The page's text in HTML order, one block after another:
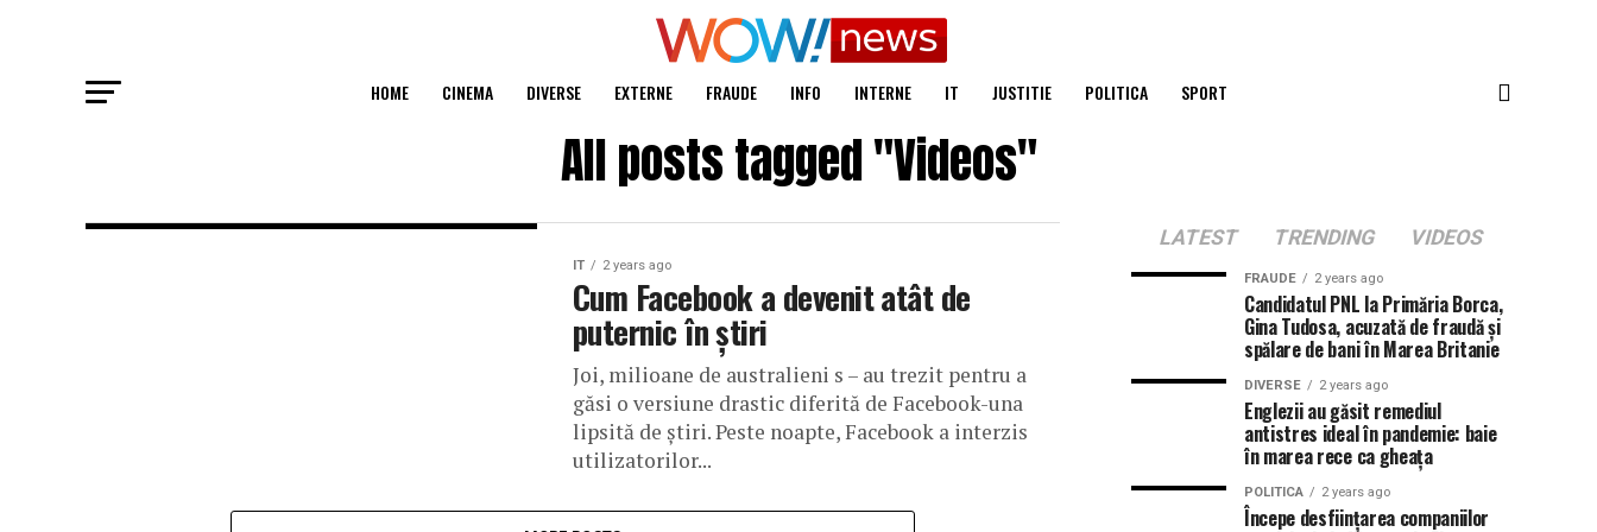
HOME CINEMA DIVERSE EXTERNE FRAUDE INFO INTERNE IT JUSTITIE POLITICA SPORT
All posts tagged "Videos"
IT 2 years ago
Cum Facebook a devenit atât de
puternic în știri
Joi, milioane de australieni s – au trezit pentru a
găsi o versiune drastic diferită de Facebook-una
lipsită de știri. Peste noapte, Facebook a interzis
utilizatorilor...
LATEST TRENDING VIDEOS
FRAUDE 2 years ago
Candidatul PNL la Primăria Borca,
Gina Tudosa, acuzată de fraudă și
spălare de bani în Marea Britanie
DIVERSE 2 years ago
Englezii au găsit remediul
antistres ideal în pandemie: baie
în marea rece ca gheața
POLITICA 2 years ago
Începe desființarea companiilor